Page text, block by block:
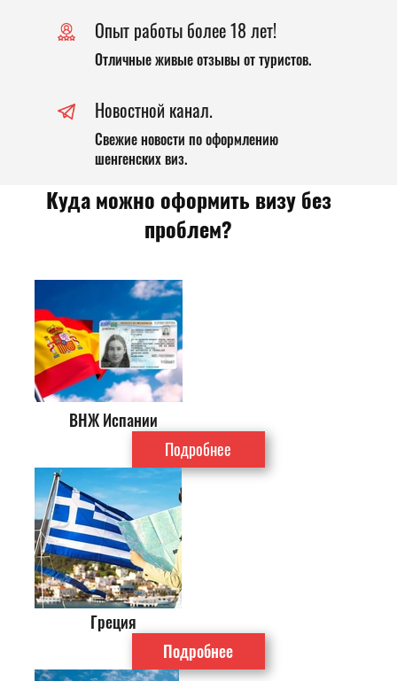
Опыт работы более 18 лет!
Отличные живые отзывы от туристов.
Новостной канал.
Свежие новости по оформлению
шенгенских виз.
Куда можно оформить визу без
проблем?
ВНЖ Испании
Подробнее
Греция
Подробнее